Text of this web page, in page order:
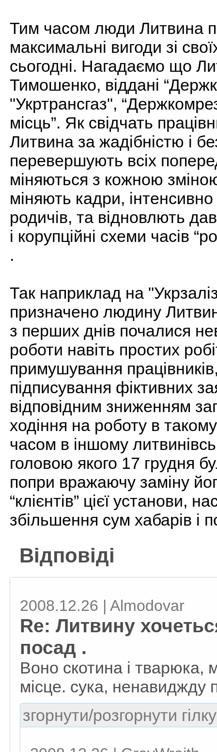
Тим часом люди Литвина
максимальні вигоди зі
сьогодні. Нагадаємо що
Тимошенко, віддані
"Укртрансгаз",
місць”. Як свідчать
Литвина за жадібністю і
перевершують всіх
міняються з кожною
міняють кадри,
родичів, та відновлють
і корупційні схеми часів
.
Так наприклад на
призначено людину
з перших днів почалися
роботи навіть простих
примушування
підписування фіктивних
відповідним зниженням
ходіння на роботу в
часом в іншому
головою якого 17 грудня
попри вражаючу заміну
“клієнтів” цієї установи,
збільшення сум хабарів і
Відповіді
2008.12.26 | Almodovar
Re: Литвину
посад .
Воно скотина і тварюка,
місце. сука, ненавиджду
згорнути/розгорнути